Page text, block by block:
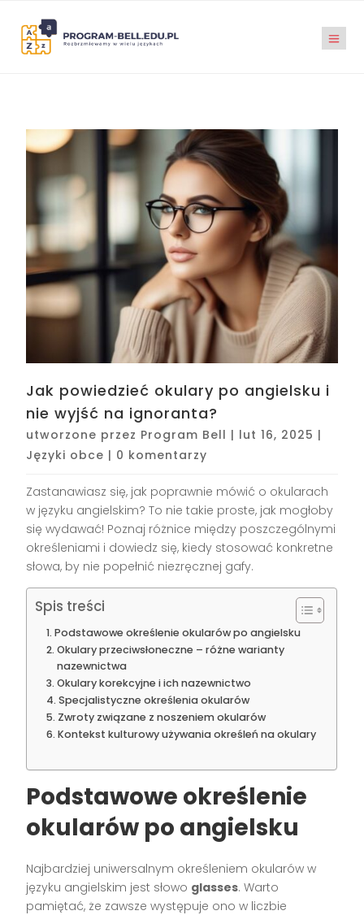
Jak powiedzieć okulary po angielsku i
nie wyjść na ignoranta?
utworzone przez Program Bell | lut 16, 2025 |
Języki obce | 0 komentarzy
Zastanawiasz się, jak poprawnie mówić o okularach
w języku angielskim? To nie takie proste, jak mogłoby
się wydawać! Poznaj różnice między poszczególnymi
określeniami i dowiedz się, kiedy stosować konkretne
słowa, by nie popełnić niezręcznej gafy.
Spis treści
Podstawowe określenie okularów po angielsku
Okulary przeciwsłoneczne – różne warianty
nazewnictwa
Okulary korekcyjne i ich nazewnictwo
Specjalistyczne określenia okularów
Zwroty związane z noszeniem okularów
Kontekst kulturowy używania określeń na okulary
Podstawowe określenie
okularów po angielsku
Najbardziej uniwersalnym określeniem okularów w
języku angielskim jest słowo glasses. Warto
pamiętać, że zawsze występuje ono w liczbie